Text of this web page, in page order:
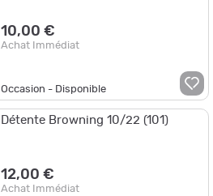
10,00 €
Achat Immédiat
Occasion - Disponible
Détente Browning 10/22 (101)
12,00 €
Achat Immédiat